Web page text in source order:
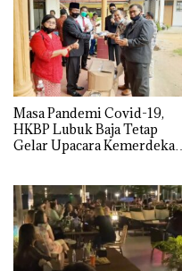
Masa Pandemi Covid-19,
HKBP Lubuk Baja Tetap
Gelar Upacara Kemerdekaan